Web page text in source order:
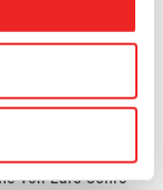
niemals
alles andere
von Lars Cohrs